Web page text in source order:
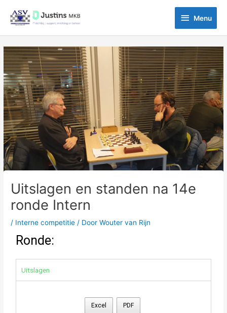
naar
inhoud
Menu
Menu
Uitslagen en standen na 14e
ronde Intern
/ Interne competitie / DoorWouter van Rijn
Ronde:
Uitslagen
Excel PDF
Bericht
navigatie